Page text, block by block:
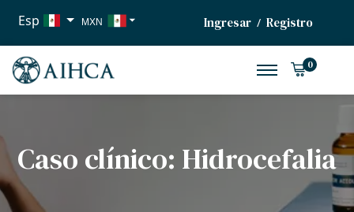
Esp MXN
EUR
Ingresar / Registro
0
Caso clínico: Hidrocefalia